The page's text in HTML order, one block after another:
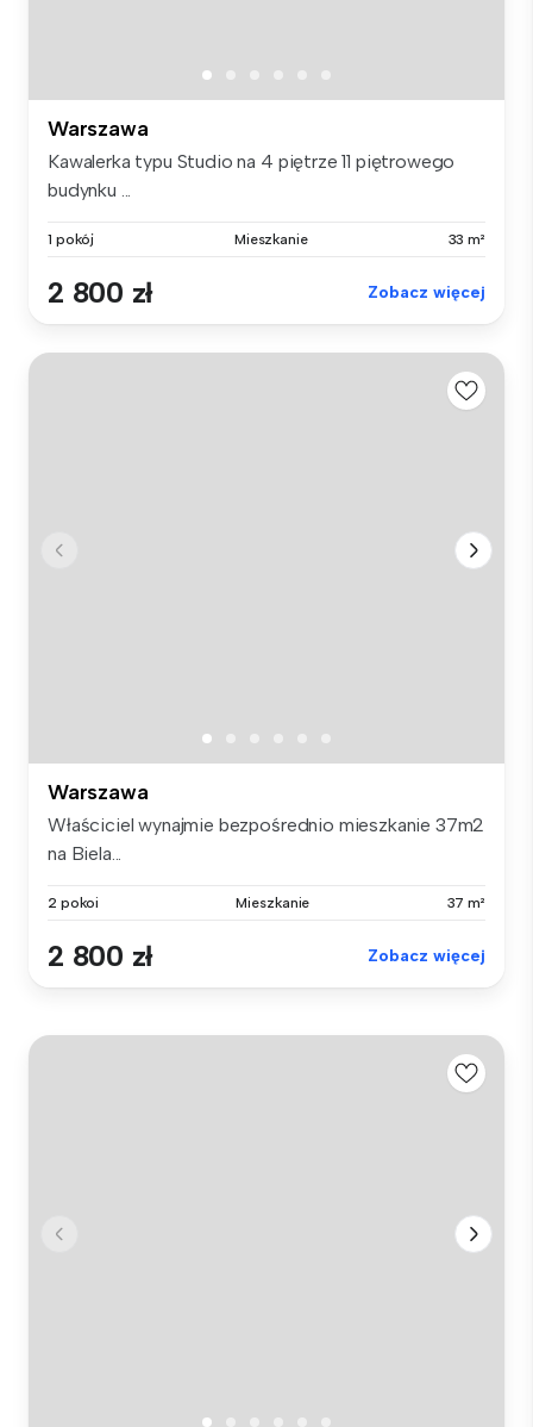
Warszawa
Kawalerka typu Studio na 4 piętrze 11 piętrowego
budynku ...
1 pokój Mieszkanie 33 m²
2 800 zł Zobacz więcej
Warszawa
Właściciel wynajmie bezpośrednio mieszkanie 37m2
na Biela...
2 pokoi Mieszkanie 37 m²
2 800 zł Zobacz więcej